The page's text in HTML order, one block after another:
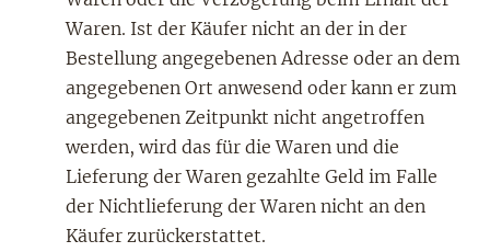
Waren. Ist der Käufer nicht an der in der
Bestellung angegebenen Adresse oder an dem
angegebenen Ort anwesend oder kann er zum
angegebenen Zeitpunkt nicht angetroffen
werden, wird das für die Waren und die
Lieferung der Waren gezahlte Geld im Falle
der Nichtlieferung der Waren nicht an den
Käufer zurückerstattet.